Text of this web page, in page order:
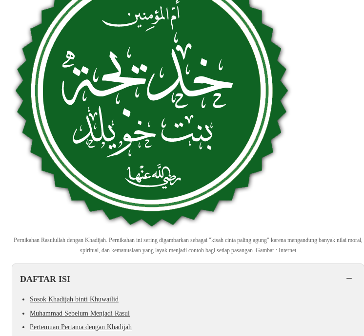
Pernikahan Rasulullah dengan Khadijah. Pernikahan ini sering digambarkan sebagai "kisah cinta paling agung" karena mengandung banyak nilai moral,
spiritual, dan kemanusiaan yang layak menjadi contoh bagi setiap pasangan. Gambar : Internet
DAFTAR ISI −
Sosok Khadijah binti Khuwailid
Muhammad Sebelum Menjadi Rasul
Pertemuan Pertama dengan Khadijah